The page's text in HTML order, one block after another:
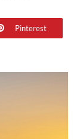
Pinterest